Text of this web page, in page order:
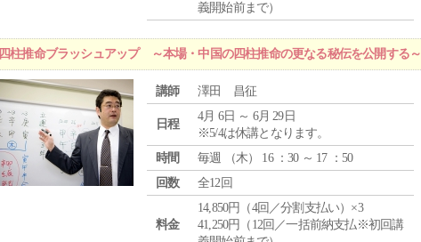
義開始前まで）
四柱推命ブラッシュアップ ～本場・中国の四柱推命の更なる秘伝を公開する～
講師 澤田 昌征
日程
4月 6日 ～ 6月 29日
※5/4は休講となります。
時間
毎週 （木） 16 ：30 ～ 17 ：50
回数
全12回
料金
14,850円（4回／分割支払い）×3
41,250円（12回／一括前納支払※初回講